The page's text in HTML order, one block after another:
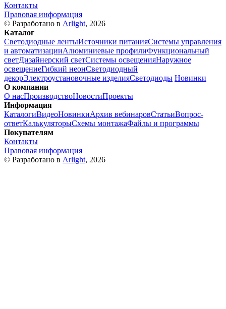
Контакты
Правовая информация
© Разработано в Arlight, 2026
Каталог
Светодиодные лентыИсточники питанияСистемы управления
и автоматизацииАлюминиевые профилиФункциональный
светДизайнерский светСистемы освещенияНаружное
освещениеГибкий неонСветодиодный
декорЭлектроустановочные изделияСветодиоды Новинки
О компании
О насПроизводствоНовостиПроекты
Информация
КаталогиВидеоНовинкиАрхив вебинаровСтатьиВопрос-
ответКалькуляторыСхемы монтажаФайлы и программы
Покупателям
Контакты
Правовая информация
© Разработано в Arlight, 2026